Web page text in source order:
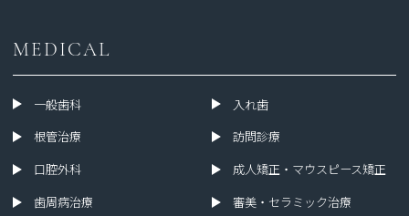
MEDICAL
一般歯科
根管治療
口腔外科
歯周病治療
入れ歯
訪問診療
成人矯正・マウスピース矯正
審美・セラミック治療